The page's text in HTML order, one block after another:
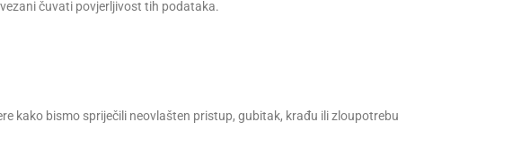
čuvati povjerljivost tih podataka.
kako bismo spriječili neovlašten pristup, gubitak, krađu ili zloupotrebu